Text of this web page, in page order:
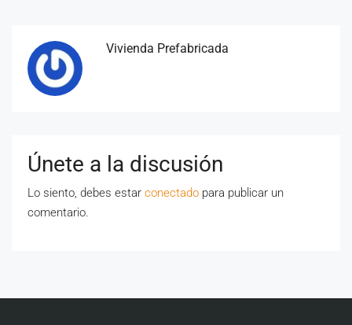
Vivienda Prefabricada
Únete a la discusión
Lo siento, debes estar conectado para publicar un
comentario.